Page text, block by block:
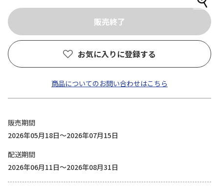
お気に入りに登録する
商品についてのお問い合わせはこちら
販売期間
2026年05月18日～2026年07月15日
配送期間
2026年06月11日～2026年08月31日